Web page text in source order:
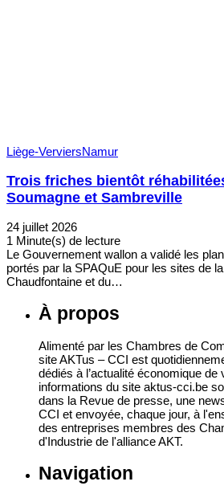
Liège-VerviersNamur
Trois friches bientôt
Soumagne et Sambreville
24 juillet 2026
1 Minute(s) de lecture
Le Gouvernement wallon a validé les
portés par la SPAQuE pour les sites de
Chaudfontaine et du…
À propos
Alimenté par les Chambres de
site AKTus – CCI est
dédiés à l’actualité économique de
informations du site aktus-cci.be
dans la Revue de presse, une
CCI et envoyée, chaque jour, à
des entreprises membres des
d'Industrie de l'alliance AKT.
Navigation